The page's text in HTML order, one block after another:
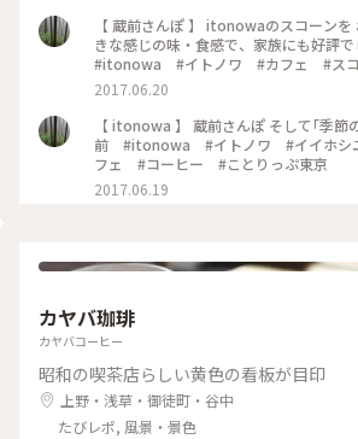
【 蔵前さんぽ 】 itonowaのスコーン
きな感じの味・食感で、家族にも好評
#itonowa #イトノワ #カフェ #スコ
おみやげ
2017.06.20
【 itonowa 】 蔵前さんぽ そして｢季節のロールケーキ｣🍒 #蔵
前 #itonowa #イトノワ #イイホシ
フェ #コーヒー #ことりっぷ東京
2017.06.19
カヤバ珈琲
カヤバコーヒー
昭和の喫茶店らしい黄色の看板が目印
上野・浅草・御徒町・谷中
たびレポ, 風景・景色